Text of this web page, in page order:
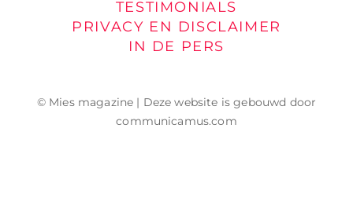
TESTIMONIALS
PRIVACY EN DISCLAIMER
IN DE PERS
© Mies magazine | Deze website is gebouwd door
communicamus.com